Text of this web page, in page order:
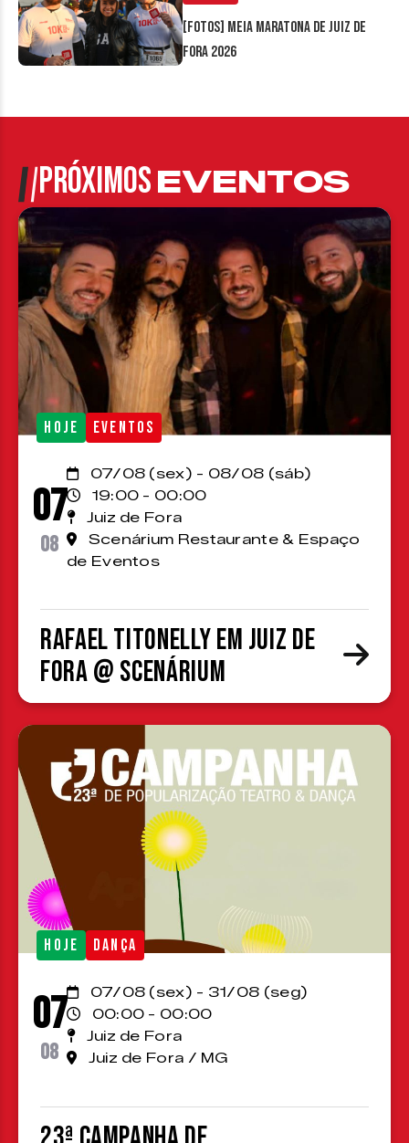
[FOTOS] Meia Maratona de Juiz de
Fora 2026
PRÓXIMOSEVENTOS
HOJE EVENTOS
07
08
07/08 (sex) - 08/08 (sáb)
19:00 - 00:00
Juiz de Fora
Scenárium Restaurante & Espaço
de Eventos
Rafael Titonelly em Juiz de
Fora @ Scenárium
HOJE DANÇA
07
08
07/08 (sex) - 31/08 (seg)
00:00 - 00:00
Juiz de Fora
Juiz de Fora / MG